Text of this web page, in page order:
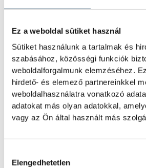
Ez a weboldal sütiket használ
Sütiket használunk a tartalmak és
szabásához, közösségi funkciók
weboldalforgalmunk elemzéséhez.
hirdető- és elemező partnereinkkel
weboldalhasználatra vonatkozó
adatokat más olyan adatokkal,
vagy az Ön által használt más
Elengedhetetlen
sport
SZERZŐ
Zatkalik